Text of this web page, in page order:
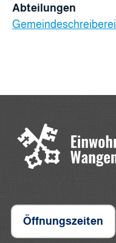
Abteilungen
Gemeindeschreiberei
Öffnungszeiten